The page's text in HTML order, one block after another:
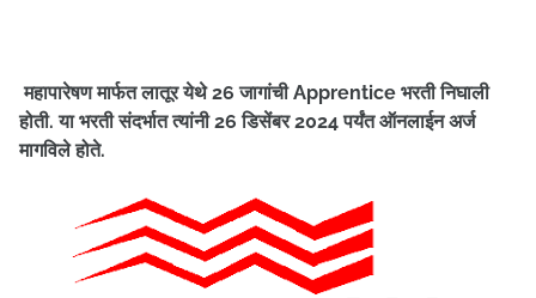
महापारेषण मार्फत लातूर येथे 26 जागांची Apprentice भरती निघाली
होती. या भरती संदर्भात त्यांनी 26 डिसेंबर 2024 पर्यंत ऑनलाईन अर्ज
मागविले होते.